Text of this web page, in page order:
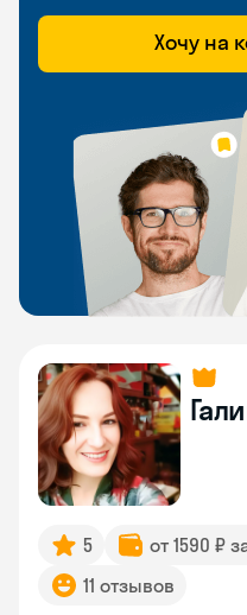
Хочу на
5 от 1590 ₽
11 отзывов